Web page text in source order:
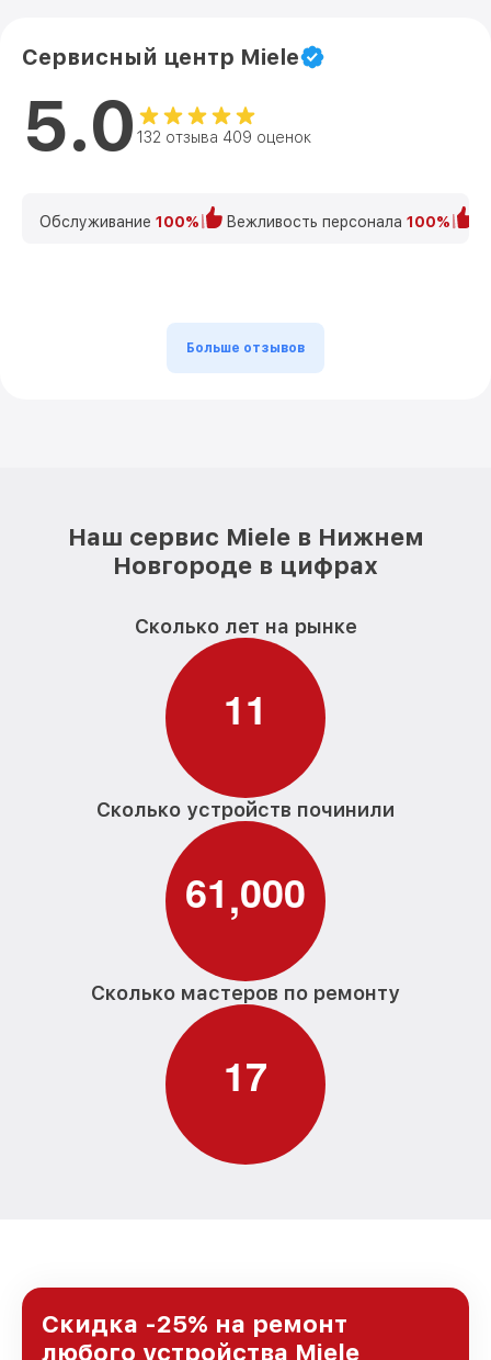
Сервисный центр Miele
5.0 132 отзыва 409 оценок
Обслуживание 100% Вежливость персонала 100%
Больше отзывов
Наш сервис Miele в Нижнем
Новгороде в цифрах
Сколько лет на рынке
11
Сколько устройств починили
61,000
Сколько мастеров по ремонту
17
Скидка -25% на ремонт
любого устройства Miele